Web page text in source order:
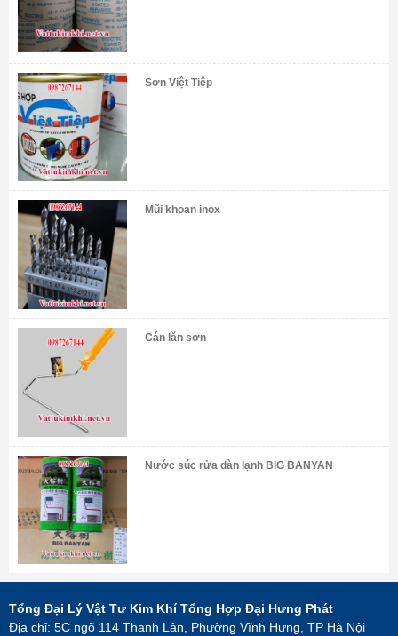
Sơn Việt Tiệp
Mũi khoan inox
Cán lăn sơn
Nước súc rửa dàn lạnh BIG BANYAN
Tổng Đại Lý Vật Tư Kim Khí Tổng Hợp Đại Hưng Phát
Địa chỉ: 5C ngõ 114 Thanh Lân, Phường Vĩnh Hưng, TP Hà Nội